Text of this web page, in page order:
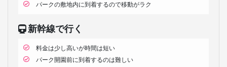
パークの敷地内に到着するので移動がラク
新幹線で行く
料金は少し高いが時間は短い
パーク開園前に到着するのは難しい